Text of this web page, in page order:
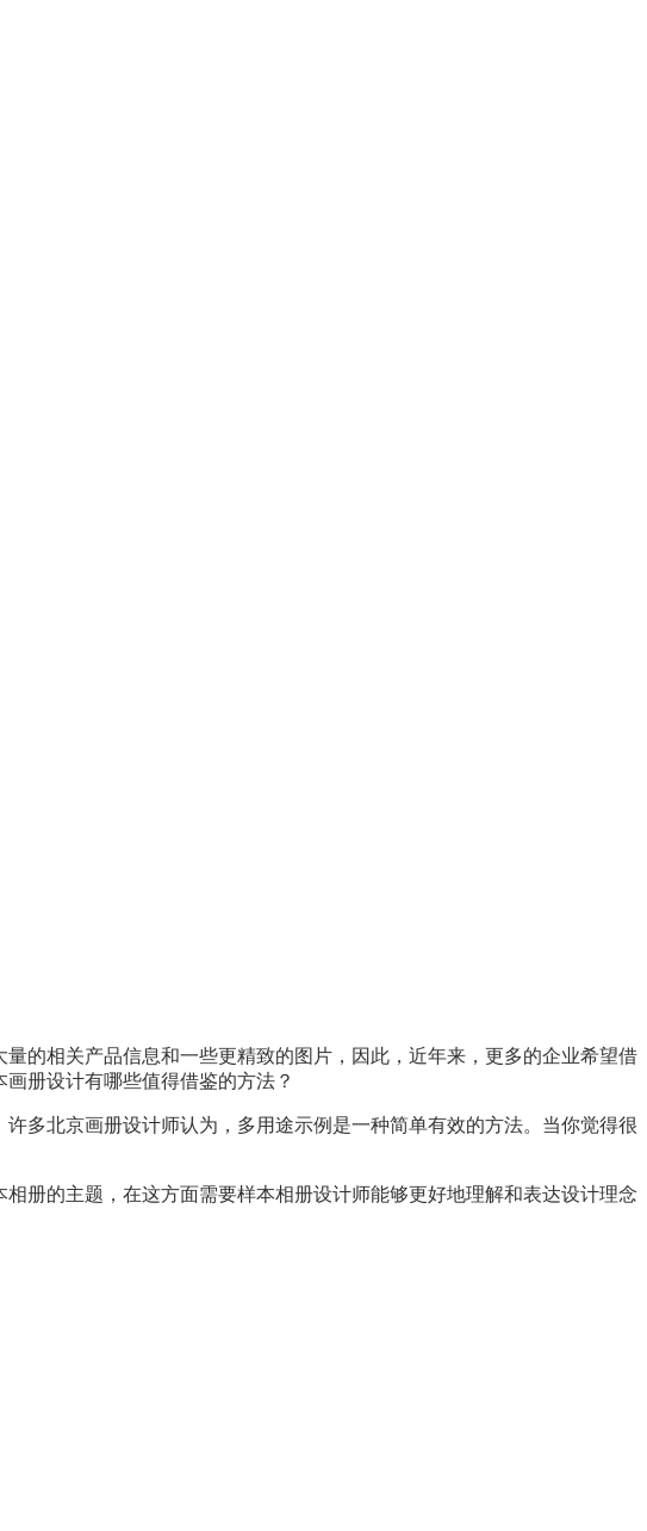
量的相关产品信息和一些更精致的图片，因此，近年来，更多的企业希望借
画册设计有哪些值得借鉴的方法？
许多北京画册设计师认为，多用途示例是一种简单有效的方法。当你觉得很
册的主题，在这方面需要样本相册设计师能够更好地理解和表达设计理念